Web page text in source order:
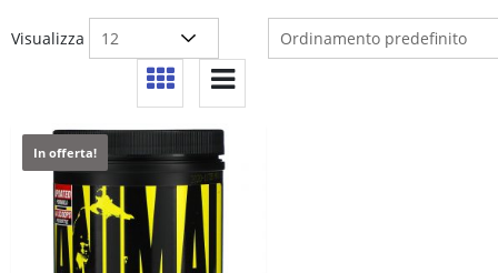
Visualizza
In offerta!